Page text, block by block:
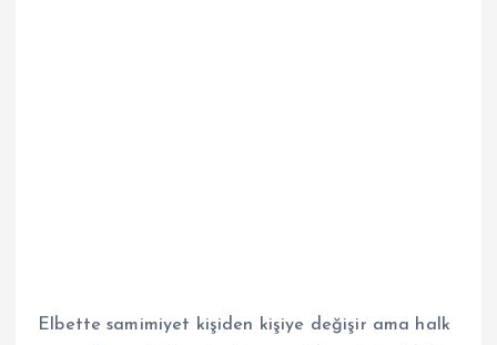
Elbette samimiyet kişiden kişiye değişir ama halk